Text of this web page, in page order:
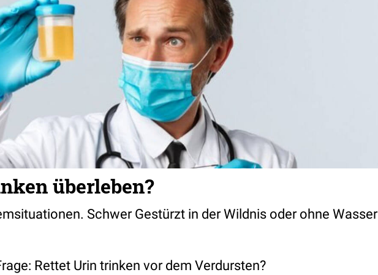
überleben?
Schwer Gestürzt in der Wildnis oder ohne Wasser
Rettet Urin trinken vor dem Verdursten?